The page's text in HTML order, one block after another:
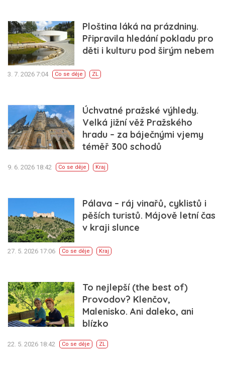
Ploština láká na prázdniny.
Připravila hledání pokladu pro
děti i kulturu pod širým nebem
3. 7. 2026 7:04 Co se děje ZL
Úchvatné pražské výhledy.
Velká jižní věž Pražského
hradu – za báječnými vjemy
téměř 300 schodů
9. 6. 2026 18:42 Co se děje Kraj
Pálava – ráj vinařů, cyklistů i
pěších turistů. Májově letní čas
v kraji slunce
27. 5. 2026 17:06 Co se děje Kraj
To nejlepší (the best of)
Provodov? Klenčov,
Malenisko. Ani daleko, ani
blízko
22. 5. 2026 18:42 Co se děje ZL